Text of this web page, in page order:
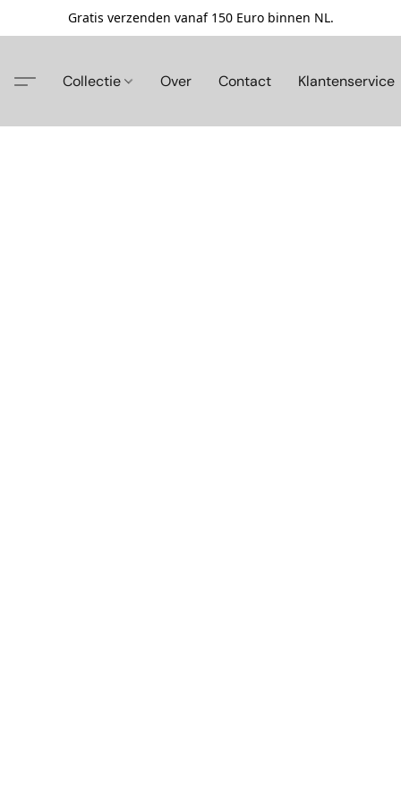
Gratis verzenden vanaf 150 Euro binnen NL.
Collectie Over Contact Klantenservice